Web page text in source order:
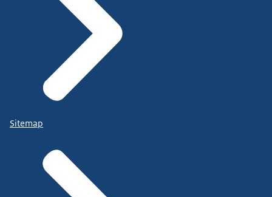
Sitemap